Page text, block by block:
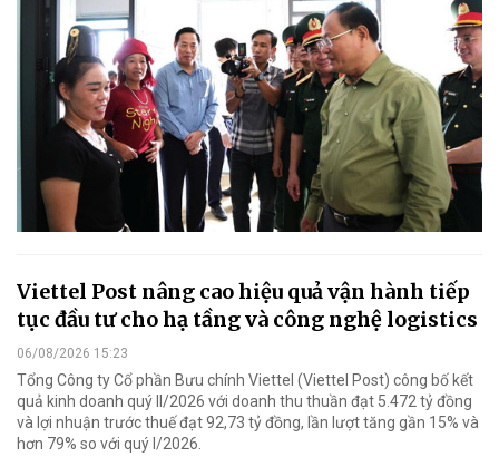
Viettel Post nâng cao hiệu quả vận hành tiếp
tục đầu tư cho hạ tầng và công nghệ logistics
06/08/2026 15:23
Tổng Công ty Cổ phần Bưu chính Viettel (Viettel Post) công bố kết
quả kinh doanh quý II/2026 với doanh thu thuần đạt 5.472 tỷ đồng
và lợi nhuận trước thuế đạt 92,73 tỷ đồng, lần lượt tăng gần 15% và
hơn 79% so với quý I/2026.